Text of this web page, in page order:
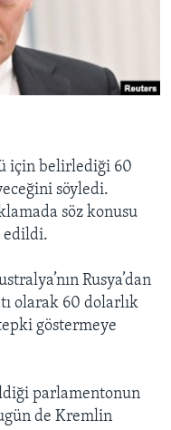
için belirlediği 60
söyledi.
söz konusu
edildi.
Rusya’dan
olarak 60 dolarlık
göstermeye
parlamentonun
de Kremlin